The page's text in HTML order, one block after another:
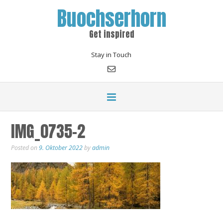
Buochserhorn
Get inspired
Stay in Touch
IMG_0735-2
Posted on9. Oktober 2022byadmin